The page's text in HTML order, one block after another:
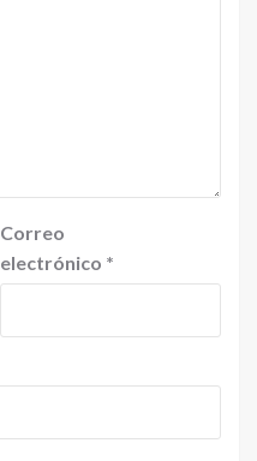
Correo
electrónico *